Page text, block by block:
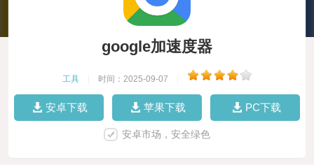
google加速度器
工具 时间：2025-09-07
安卓下载 苹果下载 PC下载
安卓市场，安全绿色